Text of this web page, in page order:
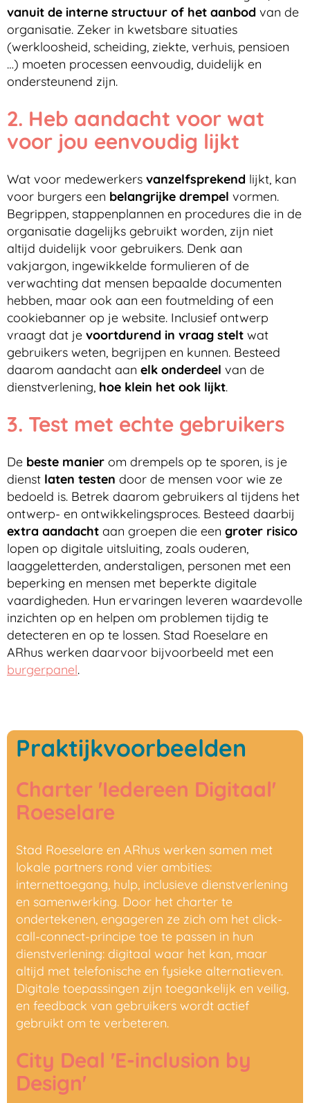
vanuit de interne structuur of het aanbod van de
organisatie. Zeker in kwetsbare situaties
(werkloosheid, scheiding, ziekte, verhuis, pensioen
…) moeten processen eenvoudig, duidelijk en
ondersteunend zijn.
2. Heb aandacht voor wat
voor jou eenvoudig lijkt
Wat voor medewerkers vanzelfsprekend lijkt, kan
voor burgers een belangrijke drempel vormen.
Begrippen, stappenplannen en procedures die in de
organisatie dagelijks gebruikt worden, zijn niet
altijd duidelijk voor gebruikers. Denk aan
vakjargon, ingewikkelde formulieren of de
verwachting dat mensen bepaalde documenten
hebben, maar ook aan een foutmelding of een
cookiebanner op je website. Inclusief ontwerp
vraagt dat je voortdurend in vraag stelt wat
gebruikers weten, begrijpen en kunnen. Besteed
daarom aandacht aan elk onderdeel van de
dienstverlening, hoe klein het ook lijkt.
3. Test met echte gebruikers
De beste manier om drempels op te sporen, is je
dienst laten testen door de mensen voor wie ze
bedoeld is. Betrek daarom gebruikers al tijdens het
ontwerp- en ontwikkelingsproces. Besteed daarbij
extra aandacht aan groepen die een groter risico
lopen op digitale uitsluiting, zoals ouderen,
laaggeletterden, anderstaligen, personen met een
beperking en mensen met beperkte digitale
vaardigheden. Hun ervaringen leveren waardevolle
inzichten op en helpen om problemen tijdig te
detecteren en op te lossen. Stad Roeselare en
ARhus werken daarvoor bijvoorbeeld met een
burgerpanel.
Praktijkvoorbeelden
Charter 'Iedereen Digitaal'
Roeselare
Stad Roeselare en ARhus werken samen met
lokale partners rond vier ambities:
internettoegang, hulp, inclusieve dienstverlening
en samenwerking. Door het charter te
ondertekenen, engageren ze zich om het click-
call-connect-principe toe te passen in hun
dienstverlening: digitaal waar het kan, maar
altijd met telefonische en fysieke alternatieven.
Digitale toepassingen zijn toegankelijk en veilig,
en feedback van gebruikers wordt actief
gebruikt om te verbeteren.
City Deal 'E-inclusion by
Design'